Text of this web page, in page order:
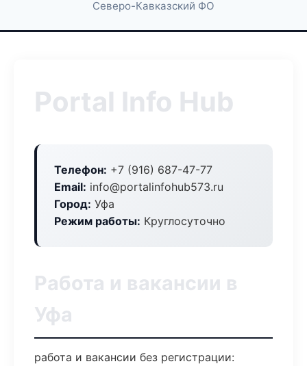
Северо-Кавказский ФО
Portal Info Hub
Телефон: +7 (916) 687-47-77
Email: info@portalinfohub573.ru
Город: Уфа
Режим работы: Круглосуточно
Работа и вакансии в
Уфа
работа и вакансии без регистрации: